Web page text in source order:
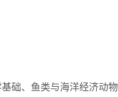
、鱼类与海洋经济动